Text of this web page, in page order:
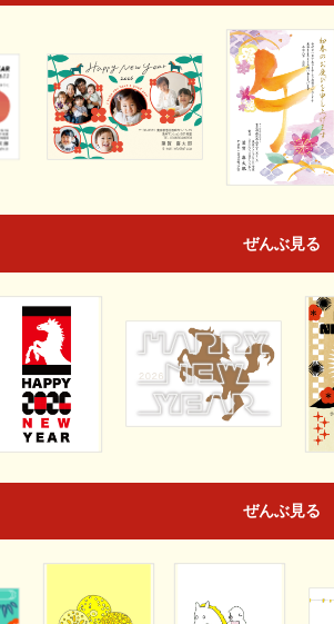
ぜんぶ見る
ぜんぶ見る